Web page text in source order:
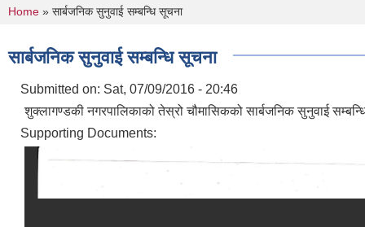
You are here
Home » सार्बजनिक सुनुवाई सम्बन्धि सूचना
सार्बजनिक सुनुवाई सम्बन्धि सूचना
Submitted on: Sat, 07/09/2016 - 20:46
शुक्लागण्डकी नगरपालिकाको तेस्रो चौमासिकको सार्बजनिक सुनुवाई
Supporting Documents: